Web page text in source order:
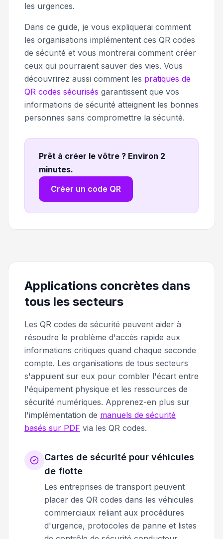
les urgences.
Dans ce guide, je vous expliquerai comment
les organisations implémentent ces QR codes
de sécurité et vous montrerai comment créer
ceux qui pourraient sauver des vies. Vous
découvrirez aussi comment les pratiques de
QR codes sécurisés garantissent que vos
informations de sécurité atteignent les bonnes
personnes sans compromettre la sécurité.
Prêt à créer le vôtre ? Environ 2
minutes.
Créer un code QR
Applications concrètes dans
tous les secteurs
Les QR codes de sécurité peuvent aider à
résoudre le problème d'accès rapide aux
informations critiques quand chaque seconde
compte. Les organisations de tous secteurs
s'appuient sur eux pour combler l'écart entre
l'équipement physique et les ressources de
sécurité numériques. Apprenez-en plus sur
l'implémentation de manuels de sécurité
basés sur PDF via les QR codes.
Cartes de sécurité pour véhicules
de flotte
Les entreprises de transport peuvent
placer des QR codes dans les véhicules
commerciaux reliant aux procédures
d'urgence, protocoles de panne et listes